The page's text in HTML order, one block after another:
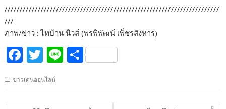
///////////////////////////////////////////////////////////////////////
///
ภาพ/ข่าว : ไทบ้าน นิวส์ (พรพิพัฒน์ เพ็ชรสังหาร)
F
e
b
T
w
itt
er
Li
e
S
ar
e
ข่าวเด่นออนไลน์